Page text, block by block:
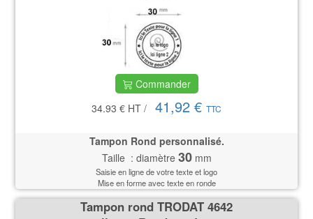
Commander
34.93 € HT / 41,92 € TTC
Tampon Rond personnalisé.
Taille : diamètre 30mm
Saisie en ligne de votre texte et logo
Mise en forme avec texte en ronde
Tampon rond TRODAT 4642